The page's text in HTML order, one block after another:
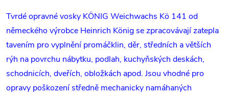
Tvrdé opravné vosky KÖNIG Weichwachs Kö 141 od
německého výrobce Heinrich König se zpracovávají zatepla
tavením pro vyplnění promáčklin, děr, středních a větších
rýh na povrchu nábytku, podlah, kuchyňských deskách,
schodnicích, dveřích, obložkách apod. Jsou vhodné pro
opravy poškození středně mechanicky namáhaných